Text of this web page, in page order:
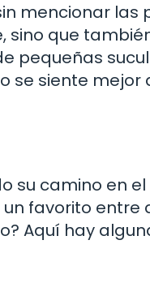
mencionar las
sino que
pequeñas
se siente
su camino en
favorito entre
Aquí hay